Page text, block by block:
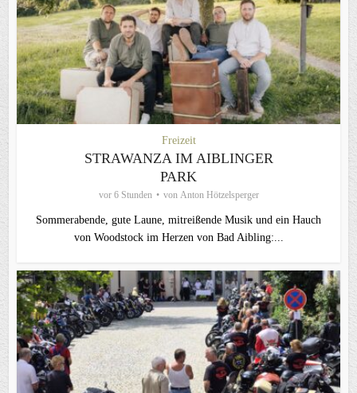
Freizeit
STRAWANZA IM AIBLINGER
PARK
vor 6 Stunden von Anton Hötzelsperger
Sommerabende, gute Laune, mitreißende Musik und ein Hauch
von Woodstock im Herzen von Bad Aibling:...